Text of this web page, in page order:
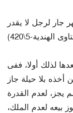
لرجل لا يقدر
5\420)
لذلك أولا، ففى
أخذه بلا حيلة جاز
يجز، لعدم القدرة
بيعه لعدم الملك،